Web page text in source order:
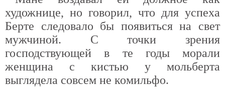
художнице, но говорил, что для успеха
Берте следовало бы появиться на свет
мужчиной. С точки зрения
господствующей в те годы морали
женщина с кистью у мольберта
выглядела совсем не комильфо.